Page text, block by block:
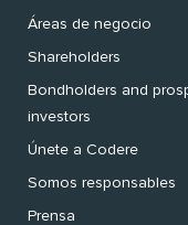
Áreas de negocio
Shareholders
Bondholders and
investors
Únete a Codere
Somos responsables
Prensa